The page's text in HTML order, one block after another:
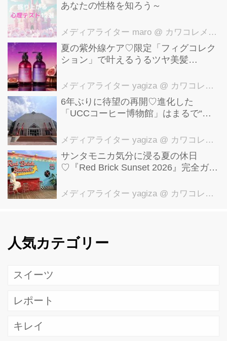
あなたの性格を知ろう～
メディアライター maro @ カワコレメディア編集部
夏の紫外線ケア♡限定「フィグコレク
ション」で叶えるうるツヤ美髪
メディアライター yagiza @ カワコレメディア編集部
6年ぶりに待望の再開♡進化した
「UCCコーヒー博物館」はまるで“コ
貌を公開
メディアライター yagiza @ カワコレメディア編集部
サンタモニカ気分に浸る夏の休日
♡『Red Brick Sunset 2026』完全ガイ
メディアライター yagiza @ カワコレメディア編集部
人気カテゴリー
スイーツ
レポート
キレイ